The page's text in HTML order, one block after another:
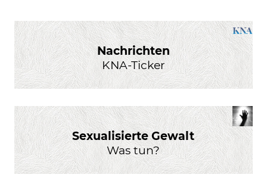
Nachrichten
KNA-Ticker
Sexualisierte Gewalt
Was tun?